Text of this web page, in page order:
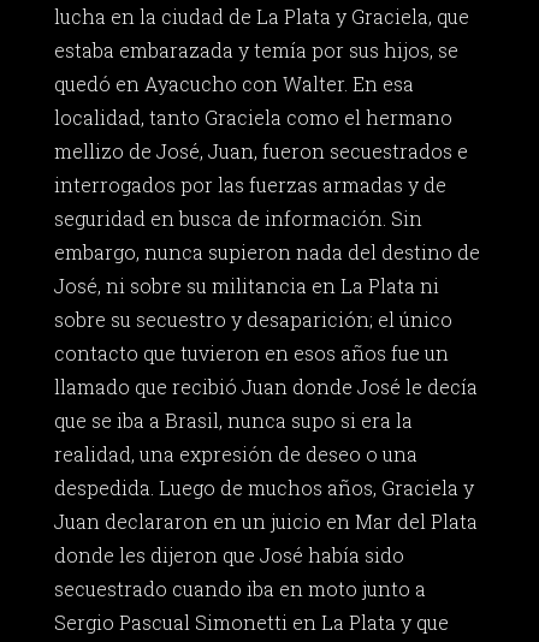
lucha en la ciudad de La Plata y Graciela, que
estaba embarazada y temía por sus hijos, se
quedó en Ayacucho con Walter. En esa
localidad, tanto Graciela como el hermano
mellizo de José, Juan, fueron secuestrados e
interrogados por las fuerzas armadas y de
seguridad en busca de información. Sin
embargo, nunca supieron nada del destino de
José, ni sobre su militancia en La Plata ni
sobre su secuestro y desaparición; el único
contacto que tuvieron en esos años fue un
llamado que recibió Juan donde José le decía
que se iba a Brasil, nunca supo si era la
realidad, una expresión de deseo o una
despedida. Luego de muchos años, Graciela y
Juan declararon en un juicio en Mar del Plata
donde les dijeron que José había sido
secuestrado cuando iba en moto junto a
Sergio Pascual Simonetti en La Plata y que